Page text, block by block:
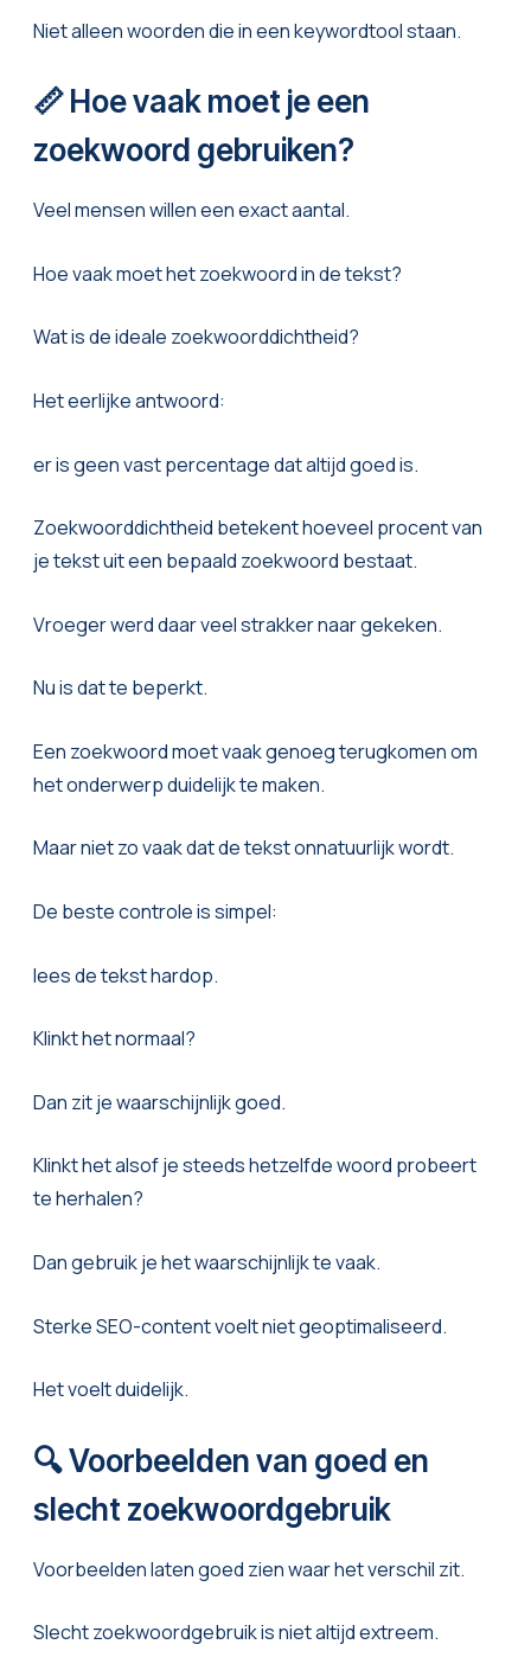
Niet alleen woorden die in een keywordtool staan.
📏 Hoe vaak moet je een
zoekwoord gebruiken?
Veel mensen willen een exact aantal.
Hoe vaak moet het zoekwoord in de tekst?
Wat is de ideale zoekwoorddichtheid?
Het eerlijke antwoord:
er is geen vast percentage dat altijd goed is.
Zoekwoorddichtheid betekent hoeveel procent van
je tekst uit een bepaald zoekwoord bestaat.
Vroeger werd daar veel strakker naar gekeken.
Nu is dat te beperkt.
Een zoekwoord moet vaak genoeg terugkomen om
het onderwerp duidelijk te maken.
Maar niet zo vaak dat de tekst onnatuurlijk wordt.
De beste controle is simpel:
lees de tekst hardop.
Klinkt het normaal?
Dan zit je waarschijnlijk goed.
Klinkt het alsof je steeds hetzelfde woord probeert
te herhalen?
Dan gebruik je het waarschijnlijk te vaak.
Sterke SEO-content voelt niet geoptimaliseerd.
Het voelt duidelijk.
🔍 Voorbeelden van goed en
slecht zoekwoordgebruik
Voorbeelden laten goed zien waar het verschil zit.
Slecht zoekwoordgebruik is niet altijd extreem.